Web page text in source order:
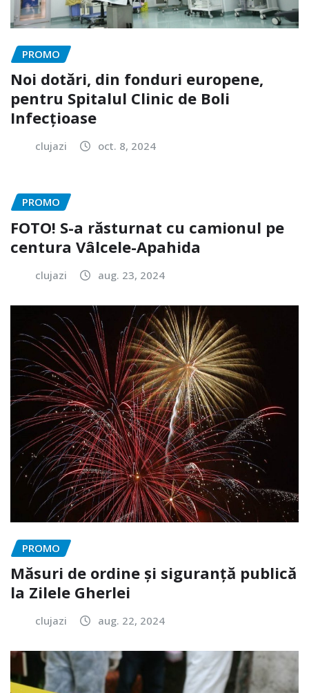
PROMO
Noi dotări, din fonduri europene,
pentru Spitalul Clinic de Boli
Infecțioase
clujazi oct. 8, 2024
PROMO
FOTO! S-a răsturnat cu camionul pe
centura Vâlcele-Apahida
clujazi aug. 23, 2024
PROMO
Măsuri de ordine și siguranță publică
la Zilele Gherlei
clujazi aug. 22, 2024